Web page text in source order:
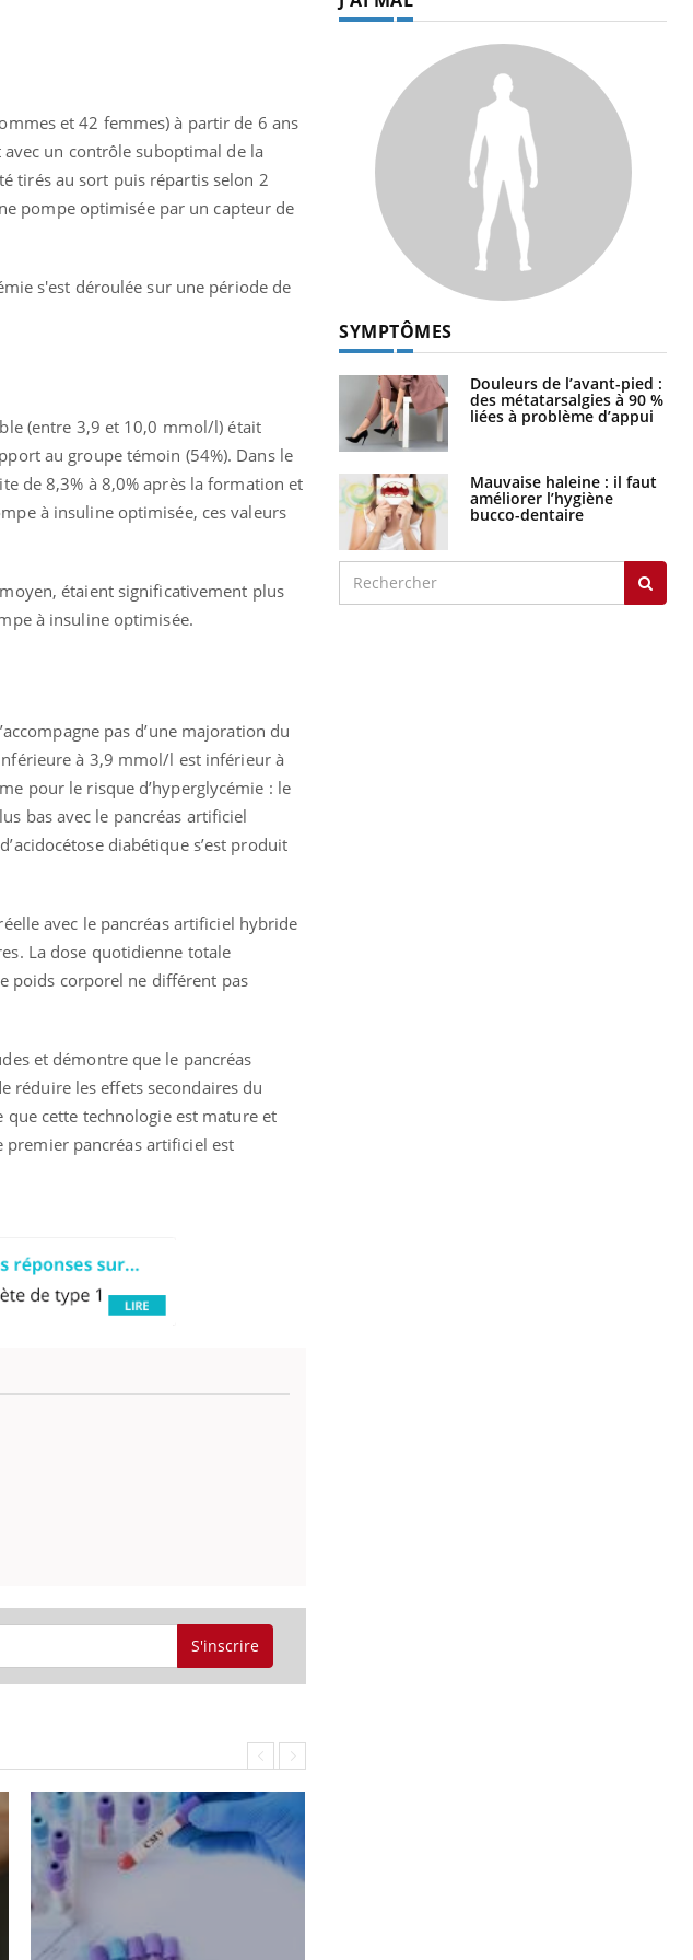
et 42 femmes) à partir de 6 ans
un contrôle suboptimal de la
tirés au sort puis répartis selon 2
pompe optimisée par un capteur de
s'est déroulée sur une période de
(entre 3,9 et 10,0 mmol/l) était
au groupe témoin (54%). Dans le
de 8,3% à 8,0% après la formation et
à insuline optimisée, ces valeurs
étaient significativement plus
à insuline optimisée.
pas d’une majoration du
à 3,9 mmol/l est inférieur à
pour le risque d’hyperglycémie : le
bas avec le pancréas artificiel
diabétique s’est produit
avec le pancréas artificiel hybride
La dose quotidienne totale
poids corporel ne différent pas
et démontre que le pancréas
réduire les effets secondaires du
cette technologie est mature et
premier pancréas artificiel est
S'inscrire
mutualiste innove en matière de bilan de
santé : l'utilisation d'un « jumeau
numérique » permet ...
LES MALADIES
pression artérielle chute
au lever
Drépanocytose : une
graves
Maladie de Charcot
amyotrophique)